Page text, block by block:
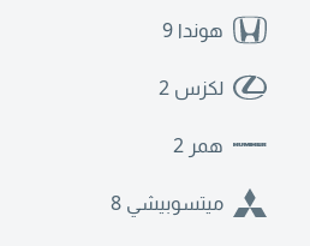
هوندا 9
لكزس 2
همر 2
ميتسوبيشي 8